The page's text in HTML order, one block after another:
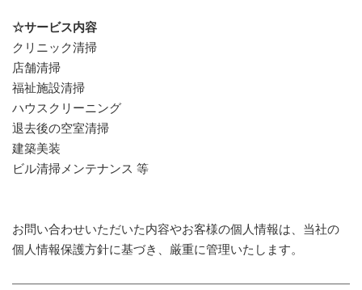
☆サービス内容
クリニック清掃
店舗清掃
福祉施設清掃
ハウスクリーニング
退去後の空室清掃
建築美装
ビル清掃メンテナンス 等
お問い合わせいただいた内容やお客様の個人情報は、当社の
個人情報保護方針に基づき、厳重に管理いたします。